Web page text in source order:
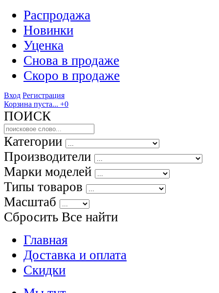
Распродажа
Новинки
Уценка
Снова в продаже
Скоро в продаже
Вход Регистрация
Корзина пуста... +0
ПОИСК
Категории
Производители
Марки моделей
Типы товаров
Масштаб
Сбросить Все найти
Главная
Доставка и оплата
Скидки